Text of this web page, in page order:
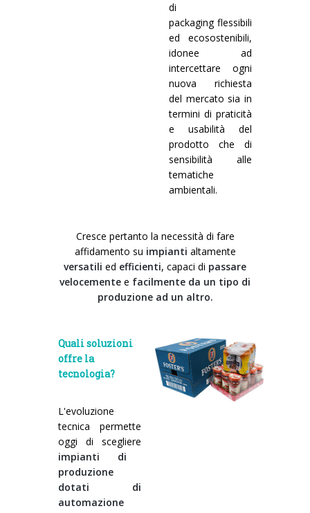
di
packaging flessibili
ed ecosostenibili,
idonee ad
intercettare ogni
nuova richiesta
del mercato sia in
termini di praticità
e usabilità del
prodotto che di
sensibilità alle
tematiche
ambientali.
Cresce pertanto la necessità di fare
affidamento su impianti altamente
versatili ed efficienti, capaci di passare
velocemente e facilmente da un tipo di
produzione ad un altro.
Quali soluzioni
offre la
tecnologia?
L'evoluzione
tecnica permette
oggi di scegliere
impianti di
produzione
dotati di
automazione